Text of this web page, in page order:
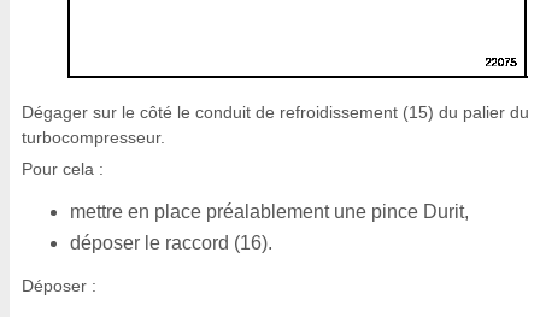
Dégager sur le côté le conduit de refroidissement (15) du palier du
turbocompresseur.
Pour cela :
mettre en place préalablement une pince Durit,
déposer le raccord (16).
Déposer :